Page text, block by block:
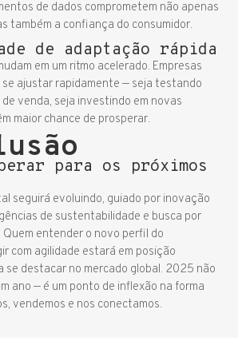
de dados comprometem não apenas
também a confiança do consumidor.
de adaptação rápida
em um ritmo acelerado. Empresas
se ajustar rapidamente — seja testando
venda, seja investindo em novas
maior chance de prosperar.
para os próximos
seguirá evoluindo, guiado por inovação
de sustentabilidade e busca por
entender o novo perfil do
com agilidade estará em posição
se destacar no mercado global. 2025 não
ano — é um ponto de inflexão na forma
vendemos e nos conectamos.